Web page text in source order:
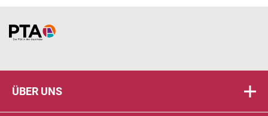
Home
ÜBER UNS